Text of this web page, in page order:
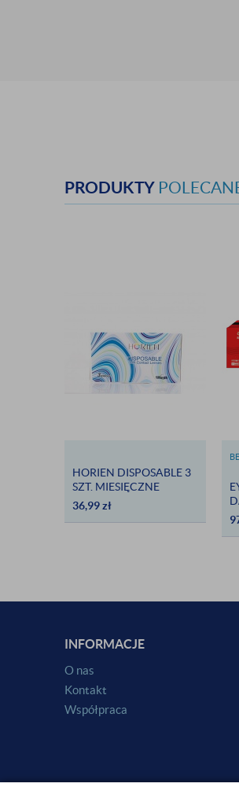
PRODUKTY
HORIEN DISPOSABLE 3
SZT. MIESIĘCZNE
36,99zł
INFORMACJE
O nas
Kontakt
Współpraca